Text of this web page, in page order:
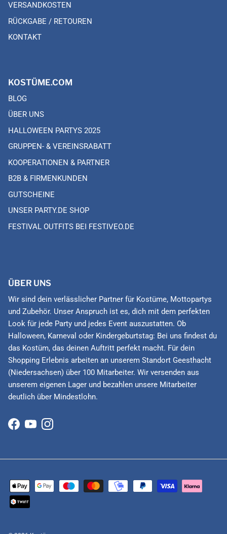
VERSANDKOSTEN
RÜCKGABE / RETOUREN
KONTAKT
KOSTÜME.COM
BLOG
ÜBER UNS
HALLOWEEN PARTYS 2025
GRUPPEN- & VEREINSRABATT
KOOPERATIONEN & PARTNER
B2B & FIRMENKUNDEN
GUTSCHEINE
UNSER PARTY.DE SHOP
FESTIVAL OUTFITS BEI FESTIVEO.DE
ÜBER UNS
Wir sind dein verlässlicher Partner für Kostüme, Mottopartys
und Zubehör. Unser Anspruch ist es, dich mit dem perfekten
Look für jede Party und jedes Event auszustatten. Ob
Halloween, Karneval oder Kindergeburtstag: Bei uns findest du
das Kostüm, das deinen Auftritt perfekt macht. Für dein
Shopping Erlebnis arbeiten an unserem Standort Geesthacht
(Niedersachsen) über 100 Mitarbeiter. Wir versenden aus
unserem eigenen Lager und bezahlen unsere Mitarbeiter
deutlich über Mindestlohn.
Facebook
YouTubeInstagram